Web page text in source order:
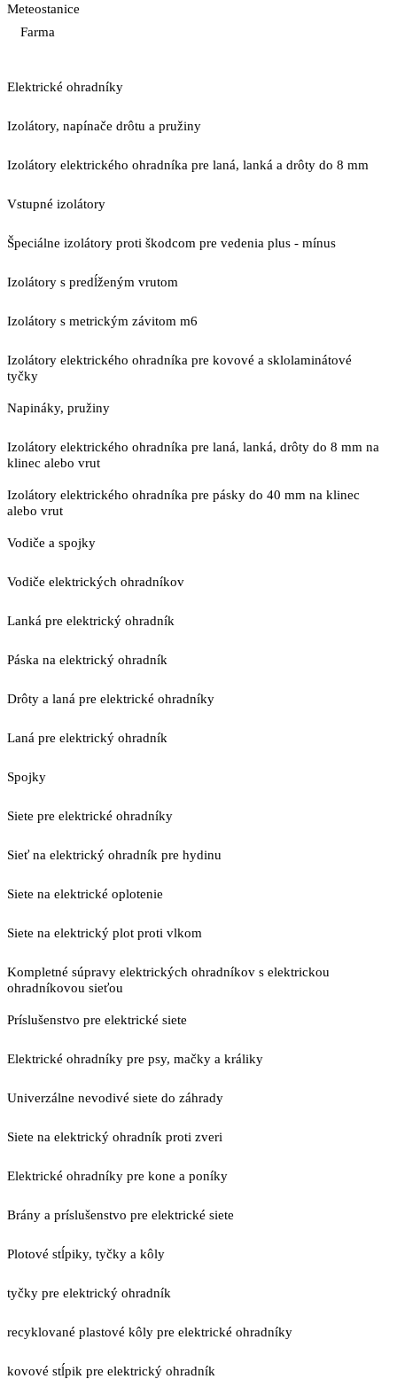
Meteostanice
Farma
Elektrické ohradníky
Izolátory, napínače drôtu a pružiny
Izolátory elektrického ohradníka pre laná, lanká a drôty do 8 mm
Vstupné izolátory
Špeciálne izolátory proti škodcom pre vedenia plus - mínus
Izolátory s predĺženým vrutom
Izolátory s metrickým závitom m6
Izolátory elektrického ohradníka pre kovové a sklolaminátové
tyčky
Napináky, pružiny
Izolátory elektrického ohradníka pre laná, lanká, drôty do 8 mm na
klinec alebo vrut
Izolátory elektrického ohradníka pre pásky do 40 mm na klinec
alebo vrut
Vodiče a spojky
Vodiče elektrických ohradníkov
Lanká pre elektrický ohradník
Páska na elektrický ohradník
Drôty a laná pre elektrické ohradníky
Laná pre elektrický ohradník
Spojky
Siete pre elektrické ohradníky
Sieť na elektrický ohradník pre hydinu
Siete na elektrické oplotenie
Siete na elektrický plot proti vlkom
Kompletné súpravy elektrických ohradníkov s elektrickou
ohradníkovou sieťou
Príslušenstvo pre elektrické siete
Elektrické ohradníky pre psy, mačky a králiky
Univerzálne nevodivé siete do záhrady
Siete na elektrický ohradník proti zveri
Elektrické ohradníky pre kone a poníky
Brány a príslušenstvo pre elektrické siete
Plotové stĺpiky, tyčky a kôly
tyčky pre elektrický ohradník
recyklované plastové kôly pre elektrické ohradníky
kovové stĺpik pre elektrický ohradník